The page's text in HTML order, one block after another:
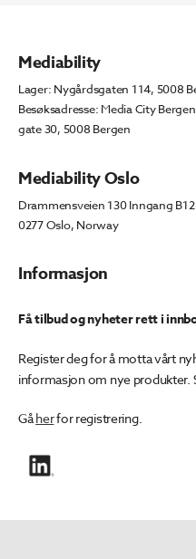
Informasjon
Mediability
Lager: Nygårdsgaten 114, 5008
Besøksadresse: Media City
gate 30, 5008 Bergen
Mediability Oslo
Drammensveien 130 Inngang
0277 Oslo, Norway
Få tilbud og nyheter rett i
Register deg for å motta vårt
informasjon om nye produkter.
Gåherfor registrering.